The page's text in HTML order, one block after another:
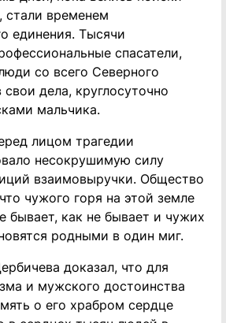
стали временем
единения. Тысячи
спасатели,
со всего Северного
свои дела, круглосуточно
мальчика.
лицом трагедии
несокрушимую силу
взаимовыручки. Общество
чужого горя на этой земле
бывает, как не бывает и чужих
родными в один миг.
доказал, что для
и мужского достоинства
о его храбром сердце